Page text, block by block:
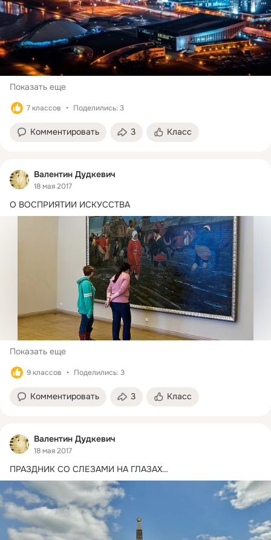
Показать еще
7 классов Поделились: 3
Комментировать 3 Класс
Валентин Дудкевич
18 мая 2017
О ВОСПРИЯТИИ ИСКУССТВА
Показать еще
9 классов Поделились: 3
Комментировать 3 Класс
Валентин Дудкевич
18 мая 2017
ПРАЗДНИК СО СЛЕЗАМИ НА ГЛАЗАХ…